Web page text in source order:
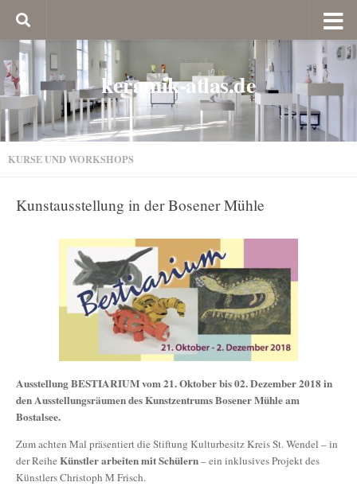
keramik-atlas.de
KURSE UND WORKSHOPS
Kunstausstellung in der Bosener Mühle
Ausstellung BESTIARIUM vom 21. Oktober bis 02. Dezember 2018 in
den Ausstellungsräumen des Kunstzentrums Bosener Mühle am
Bostalsee.
Zum achten Mal präsentiert die Stiftung Kulturbesitz Kreis St. Wendel – in
der ReiheKünstler arbeiten mit Schülern– ein inklusives Projekt des
Künstlers Christoph M Frisch.